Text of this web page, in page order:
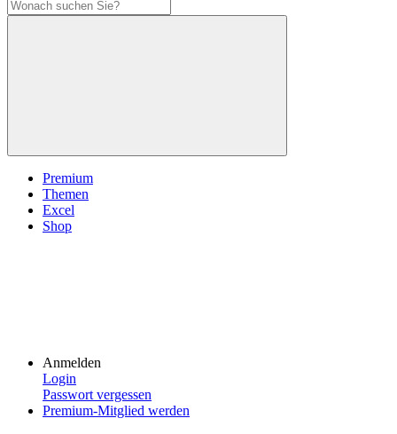
Premium
Themen
Excel
Shop
Anmelden
Login
Passwort vergessen
Premium-Mitglied werden